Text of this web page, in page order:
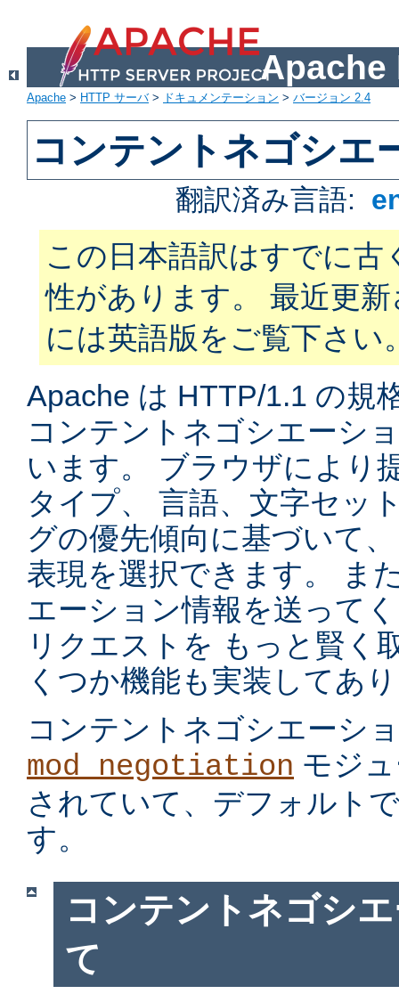
Apache
Apache > HTTP サーバ> ドキュメンテーション > バージョン 2.4
コンテントネゴシエ
翻訳済み言語:
この日本語訳はすでに古
性があります。 最近更
には英語版をご覧下さい
Apache は HTTP/1.1 の規
コンテントネゴシエーシ
います。 ブラウザにより
タイプ、 言語、文字セッ
グの優先傾向に基づいて
表現を選択できます。 ま
エーション情報を送って
リクエストを もっと賢く
くつか機能も実装してあ
コンテントネゴシエーシ
mod_negotiation モジ
されていて、デフォルト
す。
コンテントネゴシ
て